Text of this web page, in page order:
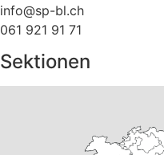
info@sp-bl.ch
061 921 91 71
Sektionen